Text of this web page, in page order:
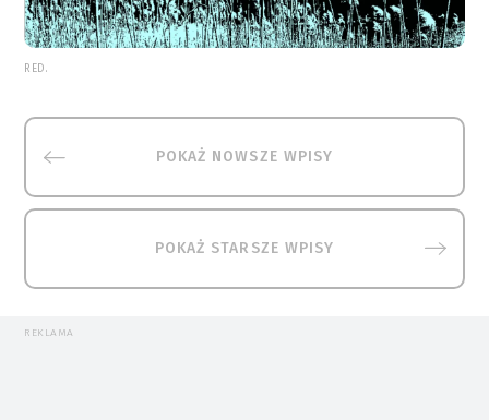
RED.
POKAŻ NOWSZE WPISY
POKAŻ STARSZE WPISY
REKLAMA